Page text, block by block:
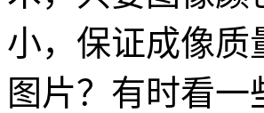
小，保证成像质
图片？有时看